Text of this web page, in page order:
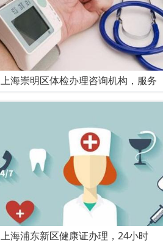
上海崇明区体检办理咨询机构，服务
上海浦东新区健康证办理，24小时